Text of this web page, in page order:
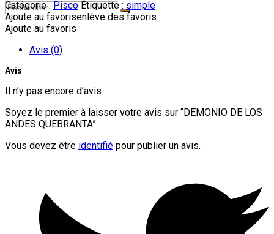
Catégorie :Pisco Étiquette : simple
Ajoute au favorisenlève des favoris
Ajoute au favoris
Avis (0)
Avis
Il n’y pas encore d’avis.
Soyez le premier à laisser votre avis sur “DEMONIO DE LOS
ANDES QUEBRANTA”
Vous devez être identifié pour publier un avis.